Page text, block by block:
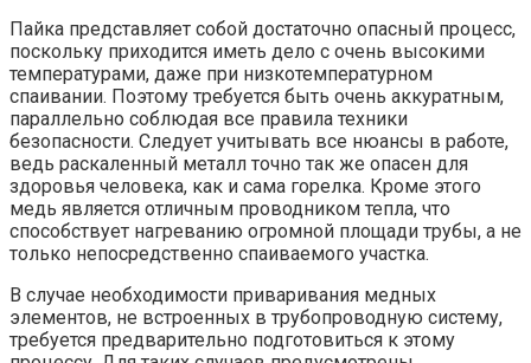
Пайка представляет собой достаточно опасный процесс,
поскольку приходится иметь дело с очень высокими
температурами, даже при низкотемпературном
спаивании. Поэтому требуется быть очень аккуратным,
параллельно соблюдая все правила техники
безопасности. Следует учитывать все нюансы в работе,
ведь раскаленный металл точно так же опасен для
здоровья человека, как и сама горелка. Кроме этого
медь является отличным проводником тепла, что
способствует нагреванию огромной площади трубы, а не
только непосредственно спаиваемого участка.
В случае необходимости приваривания медных
элементов, не встроенных в трубопроводную систему,
требуется предварительно подготовиться к этому